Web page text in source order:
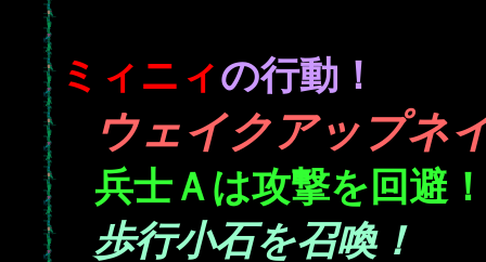
ミィニィの行動！
ウェイクアップネ
兵士Ａは攻撃を回避！
歩行小石を召喚！